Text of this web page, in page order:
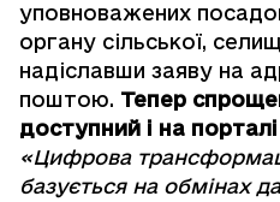
уповноважених
органу сільської,
надіславши заяву на
поштою. Тепер
доступний і на порталі
«Цифрова
базується на обмінах